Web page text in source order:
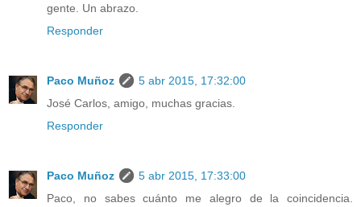
gente. Un abrazo.
Responder
Paco Muñoz
5 abr 2015, 17:32:00
José Carlos, amigo, muchas gracias.
Responder
Paco Muñoz
5 abr 2015, 17:33:00
Paco, no sabes cuánto me alegro de la coincidencia.